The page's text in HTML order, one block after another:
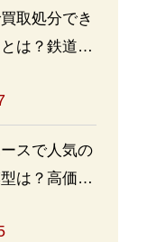
取処分でき
は？鉄道グ
スで人気の
は？高価買